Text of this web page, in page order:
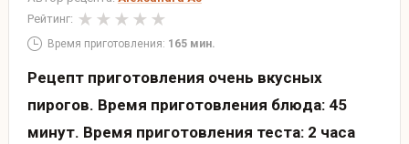
Рейтинг:
Время приготовления: 165 мин.
Рецепт приготовления очень вкусных
пирогов. Время приготовления блюда: 45
минут. Время приготовления теста: 2 часа